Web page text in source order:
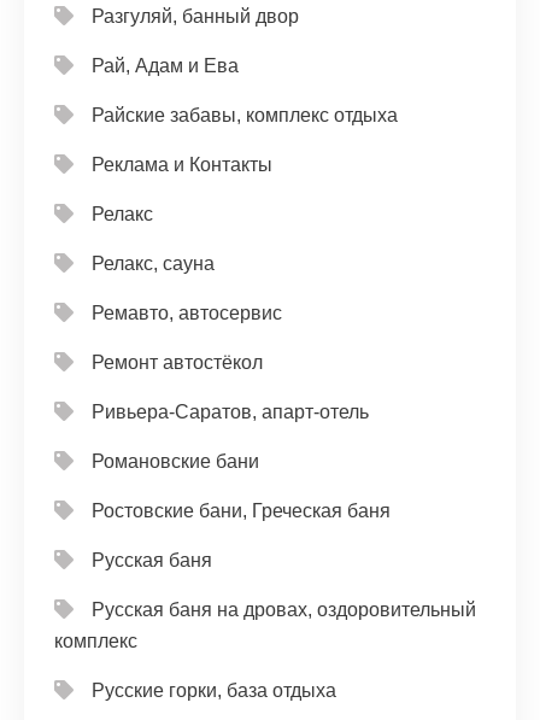
Разгуляй, банный двор
Рай, Адам и Ева
Райские забавы, комплекс отдыха
Реклама и Контакты
Релакс
Релакс, сауна
Ремавто, автосервис
Ремонт автостёкол
Ривьера-Саратов, апарт-отель
Романовские бани
Ростовские бани, Греческая баня
Русская баня
Русская баня на дровах, оздоровительный
комплекс
Русские горки, база отдыха